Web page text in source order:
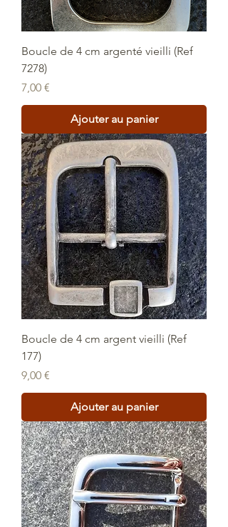
Boucle de 4 cm argenté vieilli (Ref
7278)
Prix
7,00 €
Ajouter au panier
Boucle de 4 cm argent vieilli (Ref
177)
Prix
9,00 €
Ajouter au panier